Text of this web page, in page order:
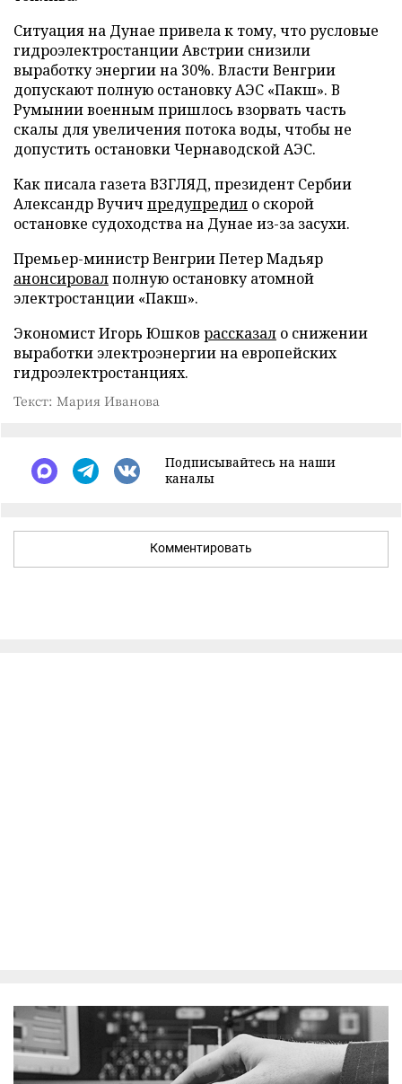
Ситуация на Дунае привела к тому, что русловые
гидроэлектростанции Австрии снизили
выработку энергии на 30%. Власти Венгрии
допускают полную остановку АЭС «Пакш». В
Румынии военным пришлось взорвать часть
скалы для увеличения потока воды, чтобы не
допустить остановки Чернаводской АЭС.
Как писала газета ВЗГЛЯД, президент Сербии
Александр Вучич предупредил о скорой
остановке судоходства на Дунае из-за засухи.
Премьер-министр Венгрии Петер Мадьяр
анонсировалполную остановку атомной
электростанции «Пакш».
Экономист Игорь Юшков рассказал о снижении
выработки электроэнергии на европейских
гидроэлектростанциях.
Текст: Мария Иванова
Подписывайтесь на наши
каналы
Комментировать